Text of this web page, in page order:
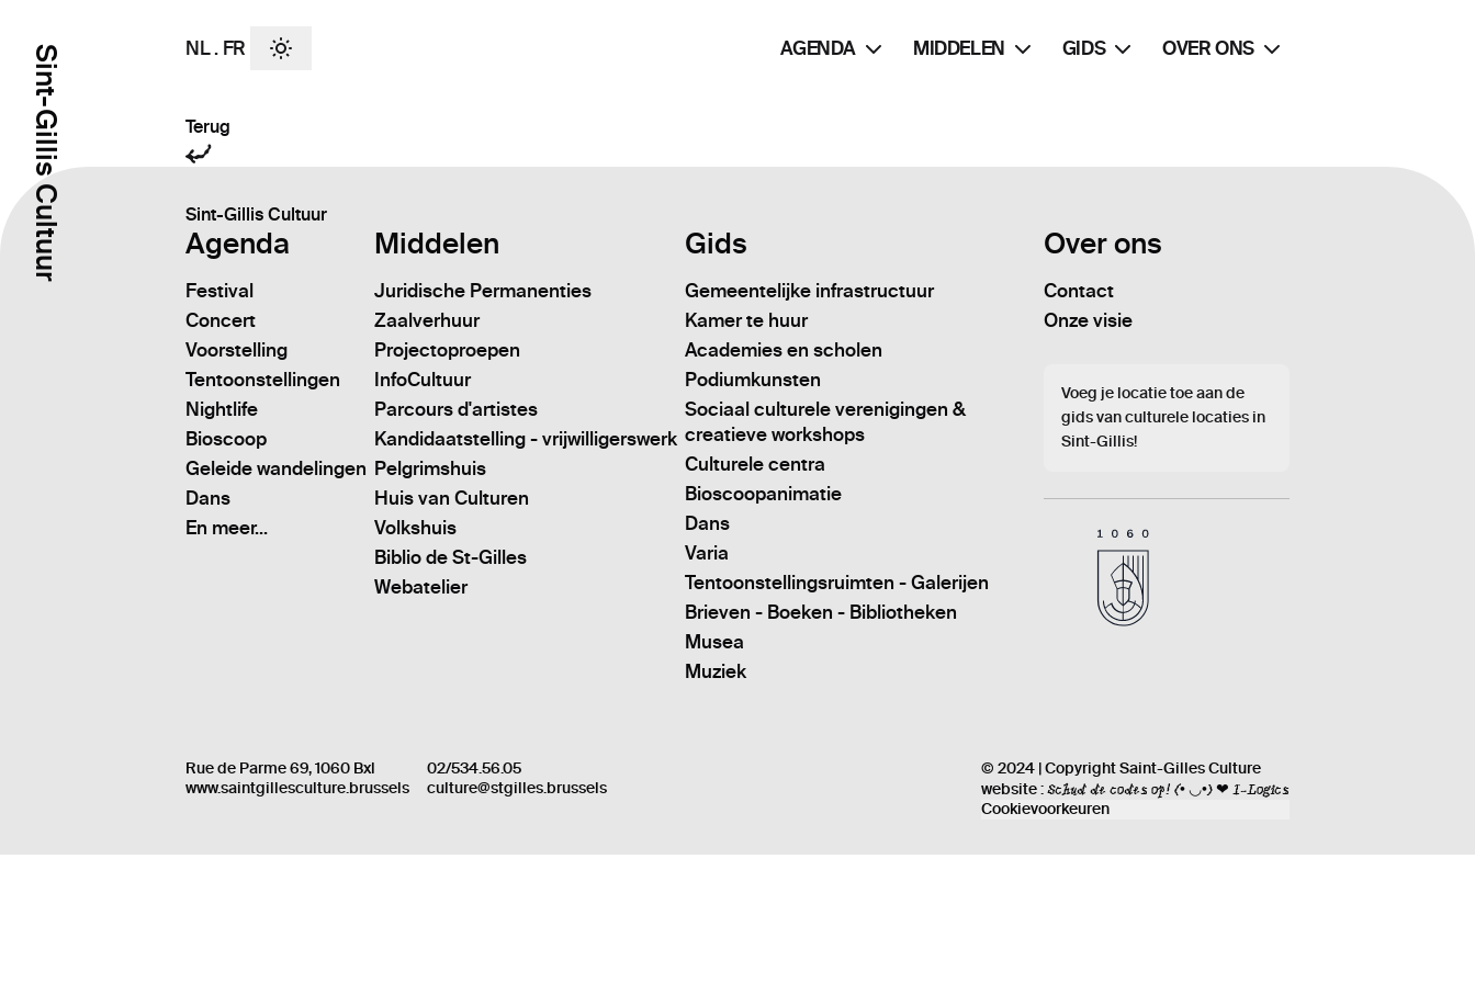
Sint-Gillis Cultuur NL . FR AGENDA MIDDELEN GIDS OVER ONS
Terug
Sint-Gillis Cultuur
Agenda
Festival
Concert
Voorstelling
Tentoonstellingen
Nightlife
Bioscoop
Geleide wandelingen
Dans
En meer...
Middelen
Juridische Permanenties
Zaalverhuur
Projectoproepen
InfoCultuur
Parcours d'artistes
Kandidaatstelling - vrijwilligerswerk
Pelgrimshuis
Huis van Culturen
Volkshuis
Biblio de St-Gilles
Webatelier
Gids
Gemeentelijke infrastructuur
Kamer te huur
Academies en scholen
Podiumkunsten
Sociaal culturele verenigingen &
creatieve workshops
Culturele centra
Bioscoopanimatie
Dans
Varia
Tentoonstellingsruimten - Galerijen
Brieven - Boeken - Bibliotheken
Musea
Muziek
Over ons
Contact
Onze visie
Voeg je locatie toe aan de
gids van culturele locaties in
Sint-Gillis!
Rue de Parme 69, 1060 Bxl
www.saintgillesculture.brussels
02/534.56.05
culture@stgilles.brussels
© 2024 | Copyright Saint-Gilles Culture
website :Schud de codes op! (• ◡•) ❤ I-Logics
Cookievoorkeuren